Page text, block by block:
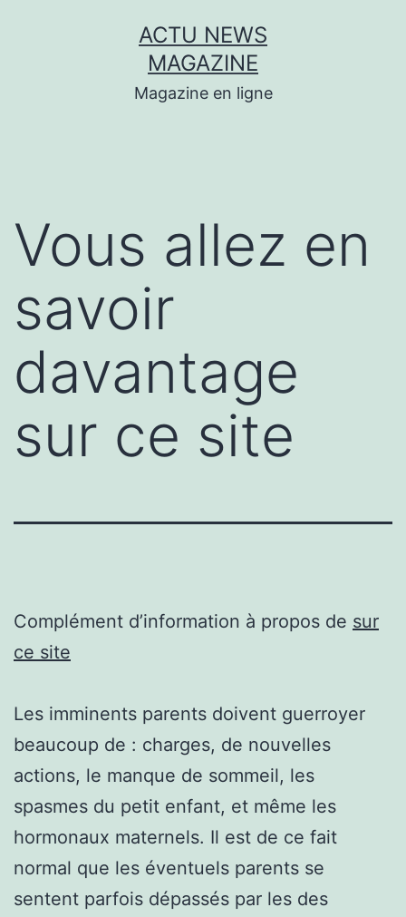
ACTU NEWS
MAGAZINE
Magazine en ligne
Vous allez en
savoir
davantage
sur ce site
Complément d’information à propos de sur
ce site
Les imminents parents doivent guerroyer
beaucoup de : charges, de nouvelles
actions, le manque de sommeil, les
spasmes du petit enfant, et même les
hormonaux maternels. Il est de ce fait
normal que les éventuels parents se
sentent parfois dépassés par les des